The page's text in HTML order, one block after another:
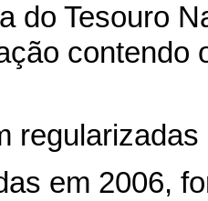
do Tesouro
contendo
em 2006,